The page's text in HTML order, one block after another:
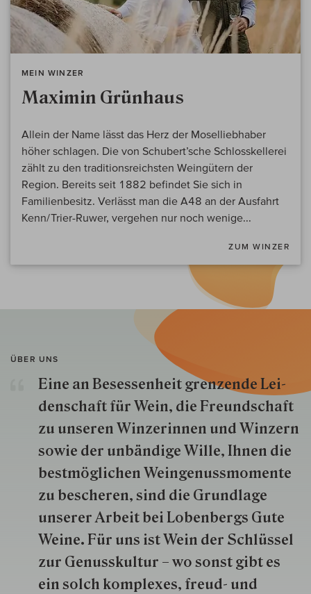
MEIN WINZER
Maximin Grünhaus
Allein der Name lässt das Herz der Moselliebhaber
höher schlagen. Die von Schubert’sche Schlosskellerei
zählt zu den traditionsreichsten Weingütern der
Region. Bereits seit 1882 befindet Sie sich in
Familienbesitz. Verlässt man die A48 an der Ausfahrt
Kenn/Trier-Ruwer, vergehen nur noch wenige...
ZUM WINZER
ÜBER UNS
Eine an Besessenheit gren­zende Lei­
den­schaft für Wein, die Freund­schaft
zu unseren Win­zer­innen und Win­zern
so­wie der un­bän­dige Wille, Ihnen die
best­mög­lich­en Wein­genuss­momente
zu besche­ren, sind die Grund­lage
unserer Arbeit bei Lobenbergs Gute
Weine. Für uns ist Wein der Schlüs­sel
zur Genuss­kultur – wo sonst gibt es
ein solch kom­plexes, freud- und